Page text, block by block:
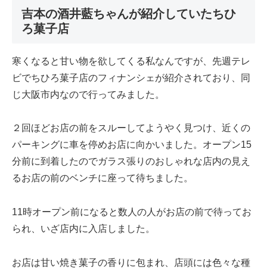
吉本の酒井藍ちゃんが紹介していたちひ
ろ菓子店
寒くなると甘い物を欲してくる私なんですが、先週テレ
ビでちひろ菓子店のフィナンシェが紹介されており、同
じ大阪市内なので行ってみました。
２回ほどお店の前をスルーしてようやく見つけ、近くの
パーキングに車を停めお店に向かいました。オープン15
分前に到着したのでガラス張りのおしゃれな店内の見え
るお店の前のベンチに座って待ちました。
11時オープン前になると数人の人がお店の前で待ってお
られ、いざ店内に入店しました。
お店は甘い焼き菓子の香りに包まれ、店頭には色々な種